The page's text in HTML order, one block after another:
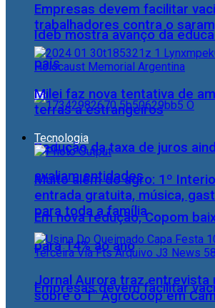
Ideb mostra avanço da
país
Redução da taxa de juros
avaliam entidades
Em nova redução, Copom
para 14% ao ano
Empresas devem facilitar
Empresas devem facilitar
trabalhadores contra o
Milei faz nova tentativa de
terras a estrangeiros
Tecnologia
Muito além do agro: 1º
entrada gratuita, música,
para toda a família
Jornal Aurora traz entrevista
sobre o 1° AgroCoop em